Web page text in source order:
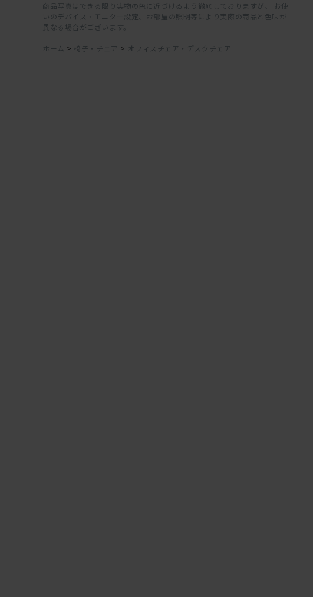
商品写真はできる限り実物の色に近づけるよう徹底しておりますが、 お使
いのデバイス・モニター設定、お部屋の照明等により実際の商品と色味が
異なる場合がございます。
ホーム > 椅子・チェア > オフィスチェア・デスクチェア